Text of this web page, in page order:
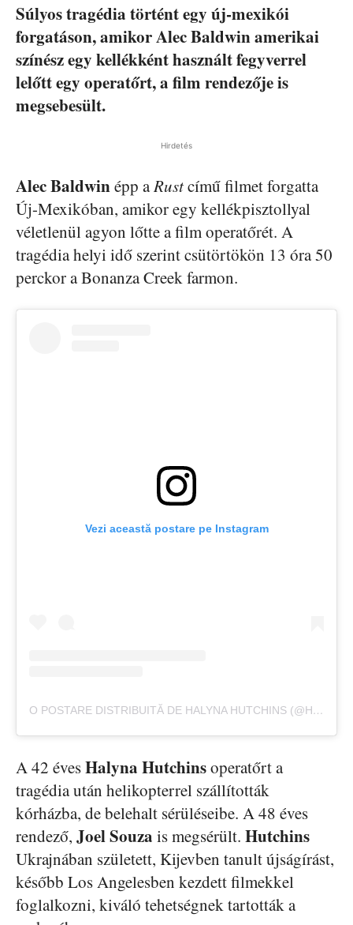
Súlyos tragédia történt egy új-mexikói
forgatáson, amikor Alec Baldwin amerikai
színész egy kellékként használt fegyverrel
lelőtt egy operatőrt, a film rendezője is
megsebesült.
Hirdetés
Alec Baldwinépp aRustcímű filmet forgatta
Új-Mexikóban, amikor egy kellékpisztollyal
véletlenül agyon lőtte a film operatőrét. A
tragédia helyi idő szerint csütörtökön 13 óra 50
perckor a Bonanza Creek farmon.
Vezi această postare pe Instagram
O POSTARE DISTRIBUITĂ DE HALYNA HUTCHINS (@HALYNAHUTCHINS)
A 42 évesHalyna Hutchinsoperatőrt a
tragédia után helikopterrel szállították
kórházba, de belehalt sérüléseibe. A 48 éves
rendező, Joel Souza is megsérült. Hutchins
Ukrajnában született, Kijevben tanult újságírást,
később Los Angelesben kezdett filmekkel
foglalkozni, kiváló tehetségnek tartották a